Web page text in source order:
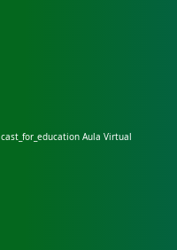
cast_for_educationAula Virtual